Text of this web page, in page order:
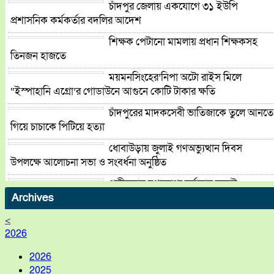
চাঁদপুর জেলায় একযোগে ৩১ ইউপি
প্রশাসনিক কর্মকর্তার বদলির আদেশ
শিক্ষক পেটানো মামলায় প্রধান শিক্ষকসহ
তিনজন হাজতে
ময়মনসিংহের’নিপা অটো রাইস মিলে
“ইস্পাহানি এগ্রো’র গোডাউনে আগুনে কোটি টাকার ক্ষতি
চাঁদপুরের মাদকসেবী ভাতিজাকে তুলে আনতে
গিয়ে চাচাকে পিটিয়ে হত্যা
ধোবাউড়ায় জুলাই গণঅভ্যুত্থান দিবস
উপলক্ষে আলোচনা সভা ও সংবর্ধনা অনুষ্ঠিত
পত্নীতলায় যথাযোগ্য মর্যাদায় জুলাই
গণঅভ্যুত্থান দিবস পালিত
Archives
<
2026
2026
2025